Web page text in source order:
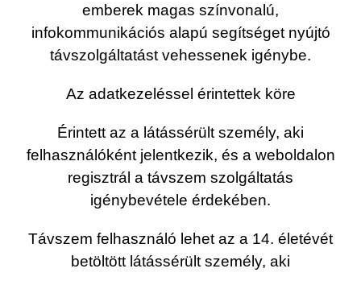
emberek magas színvonalú,
infokommunikációs alapú segítséget nyújtó
távszolgáltatást vehessenek igénybe.
Az adatkezeléssel érintettek köre
Érintett az a látássérült személy, aki
felhasználóként jelentkezik, és a weboldalon
regisztrál a távszem szolgáltatás
igénybevétele érdekében.
Távszem felhasználó lehet az a 14. életévét
betöltött látássérült személy, aki